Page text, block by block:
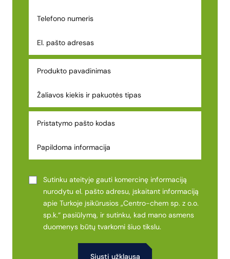
Sutinku ateityje gauti komercinę informaciją
nurodytu el. pašto adresu, įskaitant informaciją
apie Turkoje įsikūrusios „Centro-chem sp. z o.o.
sp.k.“ pasiūlymą, ir sutinku, kad mano asmens
duomenys būtų tvarkomi šiuo tikslu.